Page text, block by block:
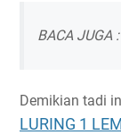
BACA JUGA :
Demikian tadi
LURING 1